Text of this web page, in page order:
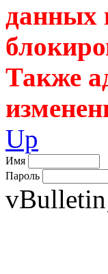
данных
Также
Up
Имя
Пароль